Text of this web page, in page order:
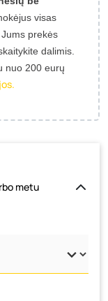
visas
prekės
dalimis.
nuo 200 eurų
metu